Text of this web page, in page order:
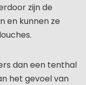
zijn de
en kunnen ze
dan een tenthal
het gevoel van